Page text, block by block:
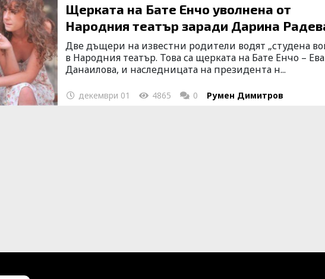
Щерката на Бате Енчо уволнена от
Народния театър заради Дарина
Две дъщери на известни родители водят „студена
в Народния театър. Това са щерката на Бате Енчо – Ева
Данаилова, и наследницата на президента н...
декември 01 4865 0 Румен Димитров